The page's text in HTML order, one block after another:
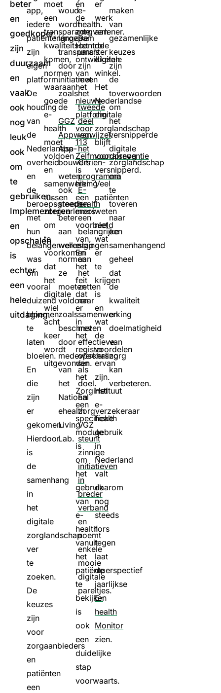
beter
en
goedkoper,
zijn
duurzaam
en
vaak
ook
nog
leuk
ook
om
te
gebruiken.
Implementeren
en
opschalen
is
echter
een
hele
uitdaging.
app,
iedere
patiëntengroep
zijn
eigen
platform.
De
houding
van
de
Nederlandse
overheid
en
de
beroepsgroepen
met
hun
belangenverenigingen
was
om
vooral
duizend
bloemen
te
laten
bloeien.
En
die
zijn
er
gekomen.
Hierdoor
is
de
samenhang
in
het
digitale
zorglandschap
ver
te
zoeken.
De
keuzes
zijn
voor
zorgaanbieders
en
patiënten
een
moet
een
transparante
kwaliteitscontrole
komen,
normen
waaraan
goede
e-
health
moet
voldoen
en
samenwerking
tussen
zorgverleners
om
te
voorkomen
dat
het
digitale
wiel
acht
keer
wordt
uitgevonden.
woud
wordt
langzaam
transparanter
door
initiatieven
zoals
de
GGZ
Appwegwijzer.
App-
bouwers
weten
ook
steeds
beter
aan
welke
normen
ze
moeten
voldoen
zoals
beschreven
door
medewerkers
van
het
National
ehealth
Living
Lab.
én
de
zorgverlener.
Het
ontwikkelen
van
het
nieuwe
platform
voor
113
Zelfmoordpreventie
is
hier
een
mooi
voorbeeld
van.
En
het
feit
dat
er
in
het
register
van
het
Zorginstituut
een
specifieke
module
is
om
het
gebruik
van
e-
health
vanuit
het
patiëntperspectief
te
bekijken
is
ook
een
duidelijke
stap
voorwaarts.
e-
health.
De
umc’s
zijn
met
het
tweede
deel
van
het
Citrien-
programma
E-
health
een
belangrijke
stap
aan
het
zetten
naar
samenwerking
met
effectieve
opschaling
als
doel.
En
zorgverzekeraar
VGZ
steunt
zinnige
initiatieven
in
breder
verband
en
noemt
enkele
mooie
digitale
pareltjes.
er
werk
aan
de
digitale
winkel.
Het
Nederlandse
digitale
zorglandschap
blijft
vooralsnog
versnipperd.
Veel
patiënten
weten
niet
wat
er
te
krijgen
is
en
wat
de
voordelen
ervan
zijn.
Het
e-
health
gebruik
in
Nederland
valt
daarom
nog
steeds
fors
tegen
laat
de
jaarlijkse
E-
health
Monitor
zien.
maken
van
gezamenlijke
keuzes
zijn
de
toverwoorden
om
het
versnipperde
digitale
zorglandschap
om
te
toveren
naar
een
samenhangend
geheel
dat
de
kwaliteit
en
doelmatigheid
van
zorg
kan
verbeteren.